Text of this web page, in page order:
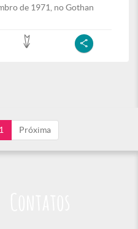
de 1971, no Gothan
1 Próxima